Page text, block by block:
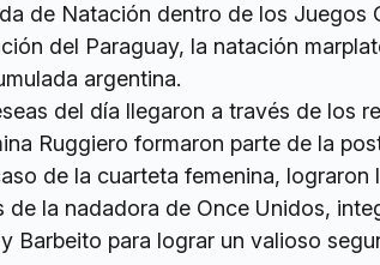
de Natación dentro de los Juegos
del Paraguay, la natación
argentina.
del día llegaron a través de los
Ruggiero formaron parte de la
de la cuarteta femenina, lograron
de la nadadora de Once Unidos,
Barbeito para lograr un valioso